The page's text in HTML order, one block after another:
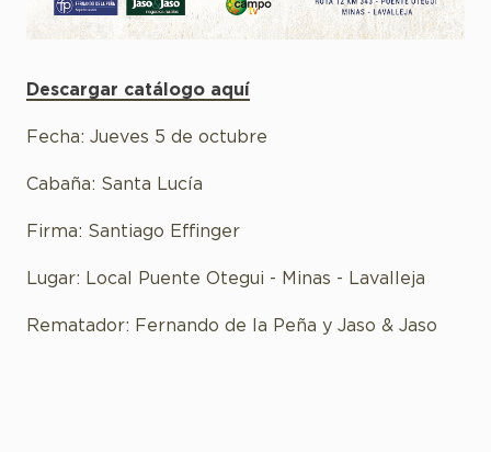
Descargar catálogo aquí
Fecha: Jueves 5 de octubre
Cabaña: Santa Lucía
Firma: Santiago Effinger
Lugar: Local Puente Otegui - Minas - Lavalleja
Rematador: Fernando de la Peña y Jaso & Jaso